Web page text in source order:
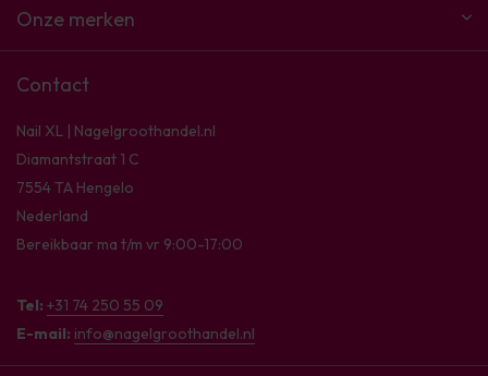
Onze merken
Contact
Nail XL | Nagelgroothandel.nl
Diamantstraat 1 C
7554 TA Hengelo
Nederland
Bereikbaar ma t/m vr 9:00-17:00
Tel: +31 74 250 55 09
E-mail: info@nagelgroothandel.nl